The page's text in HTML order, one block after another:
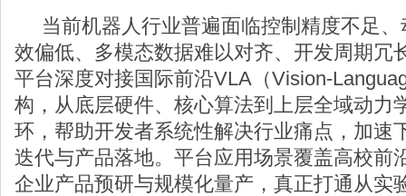
当前机器人行业普遍面临控制精度不足、
效偏低、多模态数据难以对齐、开发周期冗
平台深度对接国际前沿VLA（
构，从底层硬件、核心算法到上层全域动力
环，帮助开发者系统性解决行业痛点，加速
迭代与产品落地。平台应用场景覆盖高校前
企业产品预研与规模化量产，真正打通从实